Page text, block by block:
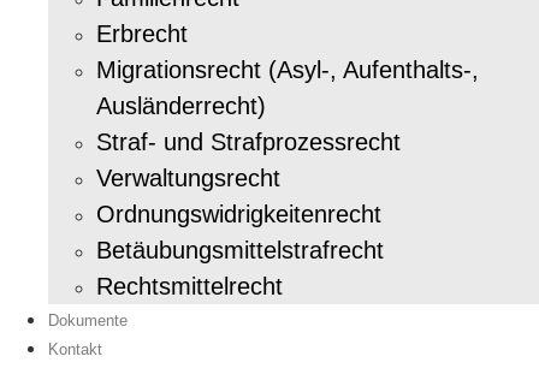
Erbrecht
Migrationsrecht (Asyl-, Aufenthalts-,
Ausländerrecht)
Straf- und Strafprozessrecht
Verwaltungsrecht
Ordnungswidrigkeitenrecht
Betäubungsmittelstrafrecht
Rechtsmittelrecht
Dokumente
Kontakt